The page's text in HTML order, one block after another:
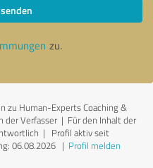
zu.
zu Human-Experts Coaching &
der Verfasser | Für den Inhalt der
| Profil aktiv seit
06.08.2026| Profil melden